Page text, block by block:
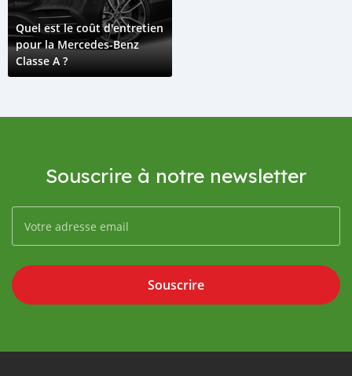
Quel est le coût d'entretien
pour la Mercedes-Benz
Classe A ?
Souscrire à notre newsletter
Souscrire